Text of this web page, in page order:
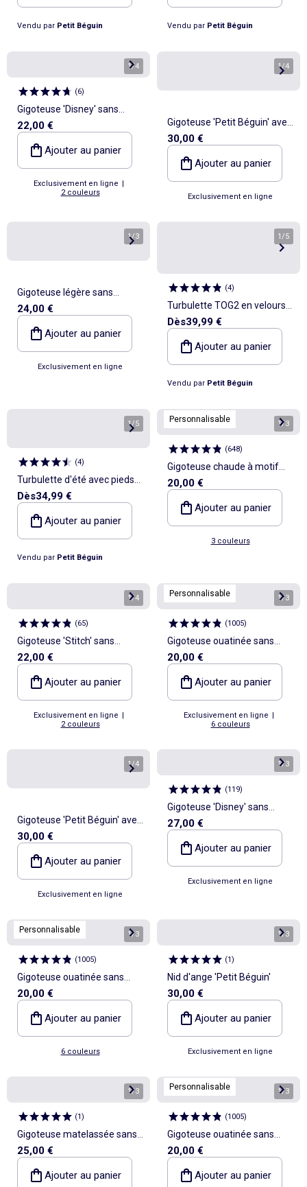
Vendu par Petit Béguin Vendu par Petit Béguin
1/4
(6)
Gigoteuse 'Disney' sans
manches
22,00 €
Ajouter au panier
Exclusivement en ligne |
2 couleurs
1/4
Gigoteuse 'Petit Béguin' avec
pieds, gants et capuche
30,00 €
Ajouter au panier
Exclusivement en ligne
1/3
Gigoteuse légère sans
manche 'Disney' 'Marie' en
coton TOG 1
24,00 €
Ajouter au panier
Exclusivement en ligne
1 /5
(4)
Turbulette TOG2 en velours
avec pieds retroussables et
manches amovibles Dina
Dès39,99 €
Ajouter au panier
Vendu par Petit Béguin
1/5
(4)
Turbulette d'été avec pieds
retroussables Biscarosse
Dès34,99 €
Ajouter au panier
Vendu par Petit Béguin
Personnalisable 1/3
(648)
Gigoteuse chaude à motif
TOG 2,5
20,00 €
Ajouter au panier
3 couleurs
1/4
(65)
Gigoteuse 'Stitch' sans
manches
22,00 €
Ajouter au panier
Exclusivement en ligne |
2 couleurs
Personnalisable 1/3
(1005)
Gigoteuse ouatinée sans
manches TOG 2
20,00 €
Ajouter au panier
Exclusivement en ligne |
6 couleurs
1/4
Gigoteuse 'Petit Béguin' avec
manches amovibles
30,00 €
Ajouter au panier
Exclusivement en ligne
1/3
(119)
Gigoteuse 'Disney' sans
manches - TOG 2
27,00 €
Ajouter au panier
Exclusivement en ligne
Personnalisable 1/3
(1005)
Gigoteuse ouatinée sans
manches TOG 2
20,00 €
Ajouter au panier
6 couleurs
1/3
(1)
Nid d'ange 'Petit Béguin'
30,00 €
Ajouter au panier
Exclusivement en ligne
1/3
(1)
Gigoteuse matelassée sans
manches
25,00 €
Ajouter au panier
Personnalisable 1/3
(1005)
Gigoteuse ouatinée sans
manches TOG 2
20,00 €
Ajouter au panier